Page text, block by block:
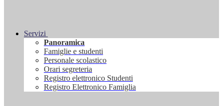
Servizi
Panoramica
Famiglie e studenti
Personale scolastico
Orari segreteria
Registro elettronico Studenti
Registro Elettronico Famiglia